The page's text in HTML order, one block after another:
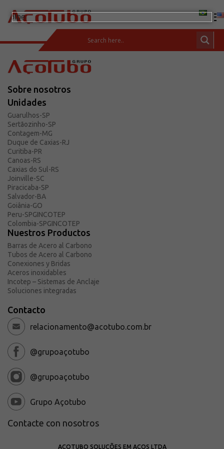
(11) 2413-2000
Productos
Barras de Acero al Carbono
Tubos de Acero al Carbono
Conexiones y Bridas
Incotep – Sistemas de Anclaje
Soluciones integradas
Aceros inoxidables
Calculadora
Descarga
Solicitar presupuesto
Sobre Açotubo
Unidades
Calidad
Cumplimiento y LGPD
Escucha
Planes de financiación
Sobre nosotros
Unidades
Guarulhos-SP
Sertãozinho-SP
Contagem-MG
Duque de Caxias-RJ
Curitiba-PR
Canoas-RS
Caxias do Sul-RS
Joinville-SC
Piracicaba-SP
Salvador-BA
Goiânia-GO
Peru-SPGINCOTEP
Colombia-SPGINCOTEP
Nuestros Productos
Barras de Acero al Carbono
Tubos de Acero al Carbono
Conexiones y Bridas
Aceros inoxidables
Incotep – Sistemas de Anclaje
Soluciones integradas
Contacto
relacionamento@acotubo.com.br
@grupoaçotubo
@grupoaçotubo
Grupo Açotubo
Contacte con nosotros
AÇOTUBO SOLUÇÕES EM AÇOS LTDA